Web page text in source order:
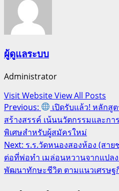
ผู้ดูแลระบบ
Administrator
Visit WebsiteView All Posts
Post
navigation
Previous:
เปิดรับแล้ว! หลักสู
สร้างสรรค์ เน้นนวัตกรรมและก
พิเศษสำหรับผู้สมัครใหม่
Next: ร.ร.วัดหนองสองห้อง (สา
ต่อที่พ่อทำ เมล่อนหวานจากแปล
พัฒนาทักษะชีวิต ตามแนวเศรษฐ